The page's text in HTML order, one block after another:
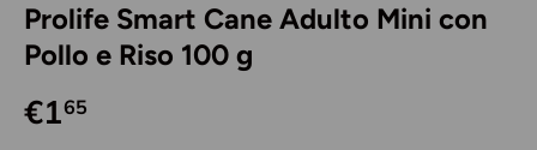
Prolife Smart Cane Adulto Mini con
Pollo e Riso 100 g
€165